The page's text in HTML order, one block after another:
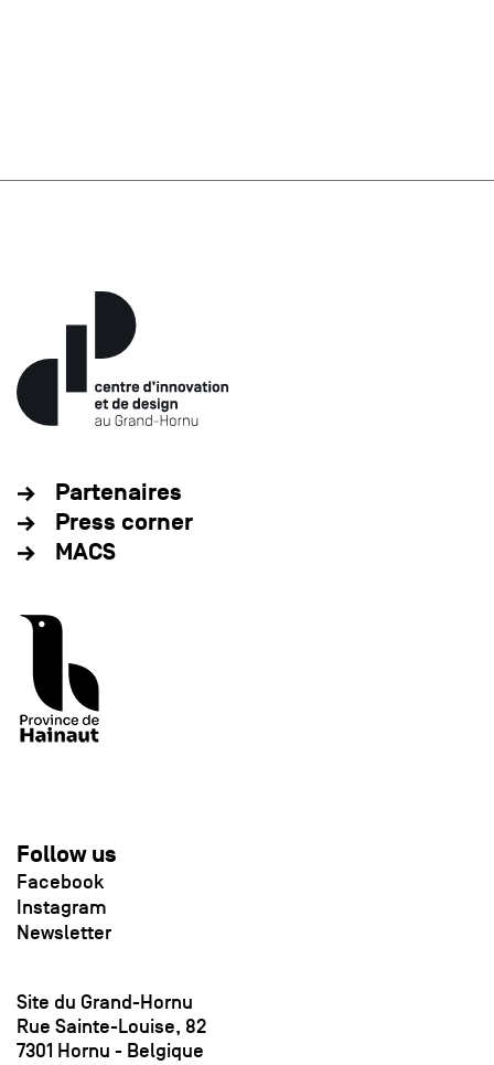
Partenaires
Press corner
MACS
Follow us
Facebook
Instagram
Newsletter
Site du Grand-Hornu
Rue Sainte-Louise, 82
7301 Hornu - Belgique